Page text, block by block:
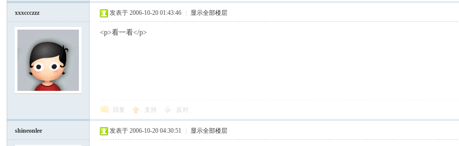
xxxccczzz 发表于 2006-10-20 01:43:46 显示全部楼层
<p>看一看</p>
回复 支持 反对
shineonlee 发表于 2006-10-20 04:30:51 显示全部楼层